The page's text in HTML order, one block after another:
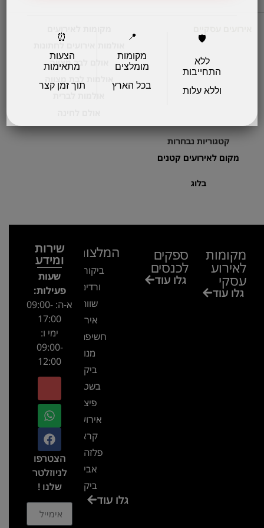
אולם לבר מצווה
קטגוריות נבחרות
מקום לאירועים קטנים
בלוג
מקומות
לאירוע
עסקי
גלו עוד
ספקים
לכנסים
גלו עוד
המלצות
ביקור בגן
ורדים –
שווה!!
אירוע
חשיפה- זיו
מנור
ביקור
בשטח-
פיצ'ר
אירועים
קראון
פלזה תל
אביב-
ביקור
בכנסגלו עוד
שירות
ומידע
שעות
פעילות:
א-ה: 09:00-
17:00
ימי ו:
09:00-
12:00
הצטרפו
לניוזלטר
שלנו !
🛡️
ללא
התחייבות
וללא עלות
📍
מקומות
מומלצים
בכל הארץ
⏰
הצעות
מתאימות
תוך זמן קצר